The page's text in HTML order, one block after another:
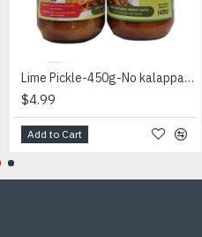
Lime Pickle-450g-No kalappadam - எலுமிச்சை ஊறுகாய்
$4.99
Add to Cart